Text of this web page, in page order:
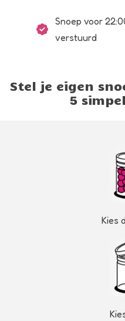
Snoep voor
verstuurd
Stel je eigen
5
Kies